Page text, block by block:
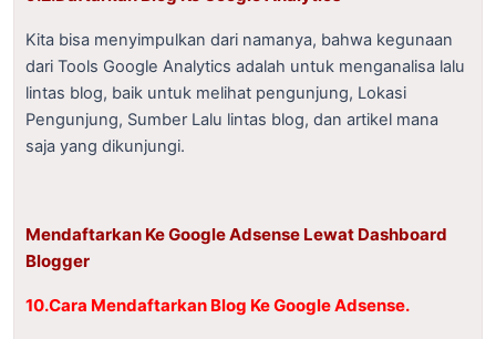
Kita bisa menyimpulkan dari namanya, bahwa kegunaan
dari Tools Google Analytics adalah untuk menganalisa lalu
lintas blog, baik untuk melihat pengunjung, Lokasi
Pengunjung, Sumber Lalu lintas blog, dan artikel mana
saja yang dikunjungi.
Mendaftarkan Ke Google Adsense Lewat Dashboard
Blogger
10.Cara Mendaftarkan Blog Ke Google Adsense.